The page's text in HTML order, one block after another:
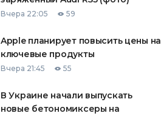
Вчера 22:05 59
Apple планирует повысить цены на
ключевые продукты
Вчера 21:45 55
В Украине начали выпускать
новые бетономиксеры на